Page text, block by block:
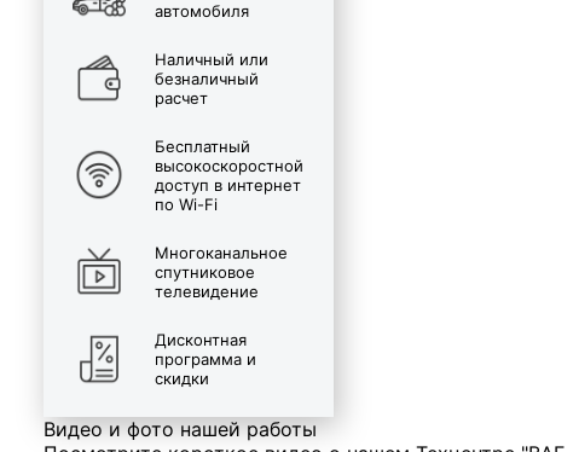
автомобиля
Наличный или
безналичный
расчет
Бесплатный
высокоскоростной
доступ в интернет
по Wi-Fi
Многоканальное
спутниковое
телевидение
Дисконтная
программа и
скидки
Видео и фото нашей работы